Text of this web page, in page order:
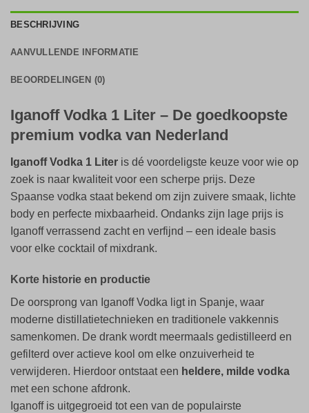
BESCHRIJVING
AANVULLENDE INFORMATIE
BEOORDELINGEN (0)
Iganoff Vodka 1 Liter – De goedkoopste
premium vodka van Nederland
Iganoff Vodka 1 Liter is dé voordeligste keuze voor wie op
zoek is naar kwaliteit voor een scherpe prijs. Deze
Spaanse vodka staat bekend om zijn zuivere smaak, lichte
body en perfecte mixbaarheid. Ondanks zijn lage prijs is
Iganoff verrassend zacht en verfijnd – een ideale basis
voor elke cocktail of mixdrank.
Korte historie en productie
De oorsprong van Iganoff Vodka ligt in Spanje, waar
moderne distillatietechnieken en traditionele vakkennis
samenkomen. De drank wordt meermaals gedistilleerd en
gefilterd over actieve kool om elke onzuiverheid te
verwijderen. Hierdoor ontstaat een heldere, milde vodka
met een schone afdronk.
Iganoff is uitgegroeid tot een van de populairste